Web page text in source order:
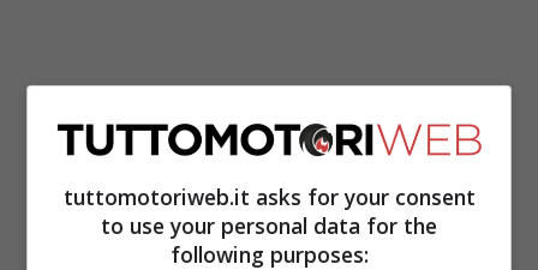
l’addio di Marquez alla Honda
tuttomotoriweb.it asks for your consent
to use your personal data for the
following purposes: